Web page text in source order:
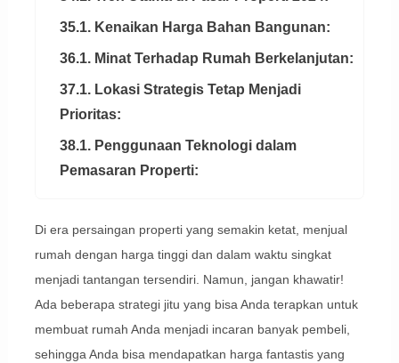
35.1. Kenaikan Harga Bahan Bangunan:
36.1. Minat Terhadap Rumah Berkelanjutan:
37.1. Lokasi Strategis Tetap Menjadi
Prioritas:
38.1. Penggunaan Teknologi dalam
Pemasaran Properti:
Di era persaingan properti yang semakin ketat, menjual
rumah dengan harga tinggi dan dalam waktu singkat
menjadi tantangan tersendiri. Namun, jangan khawatir!
Ada beberapa strategi jitu yang bisa Anda terapkan untuk
membuat rumah Anda menjadi incaran banyak pembeli,
sehingga Anda bisa mendapatkan harga fantastis yang